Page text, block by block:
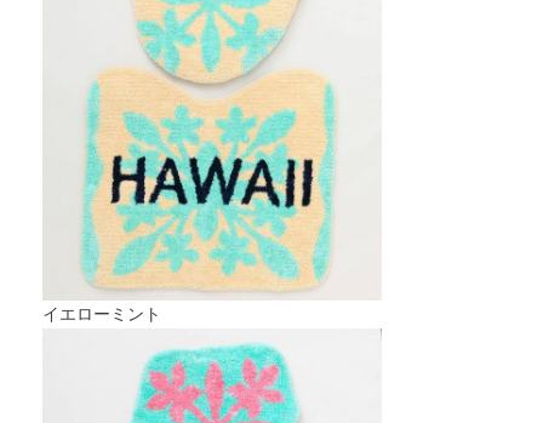
イエローミント